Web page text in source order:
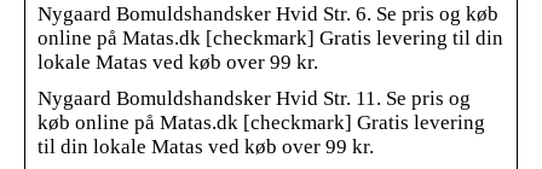
Nygaard Bomuldshandsker Hvid Str. 6. Se pris og køb
online på Matas.dk [checkmark] Gratis levering til din
lokale Matas ved køb over 99 kr.
Nygaard Bomuldshandsker Hvid Str. 11. Se pris og
køb online på Matas.dk [checkmark] Gratis levering
til din lokale Matas ved køb over 99 kr.